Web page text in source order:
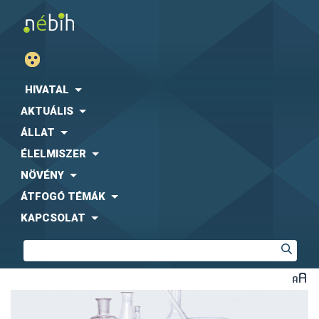
HIVATAL
AKTUÁLIS
ÁLLAT
ÉLELMISZER
NÖVÉNY
ÁTFOGÓ TÉMÁK
KAPCSOLAT